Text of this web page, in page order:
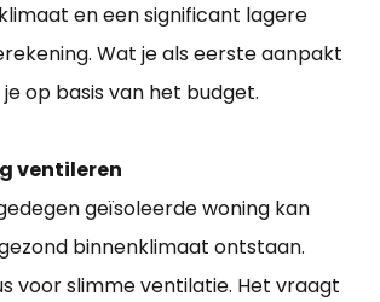
en een significant lagere
Wat je als eerste aanpakt
op basis van het budget.
ventileren
geïsoleerde woning kan
binnenklimaat ontstaan.
voor slimme ventilatie. Het vraagt